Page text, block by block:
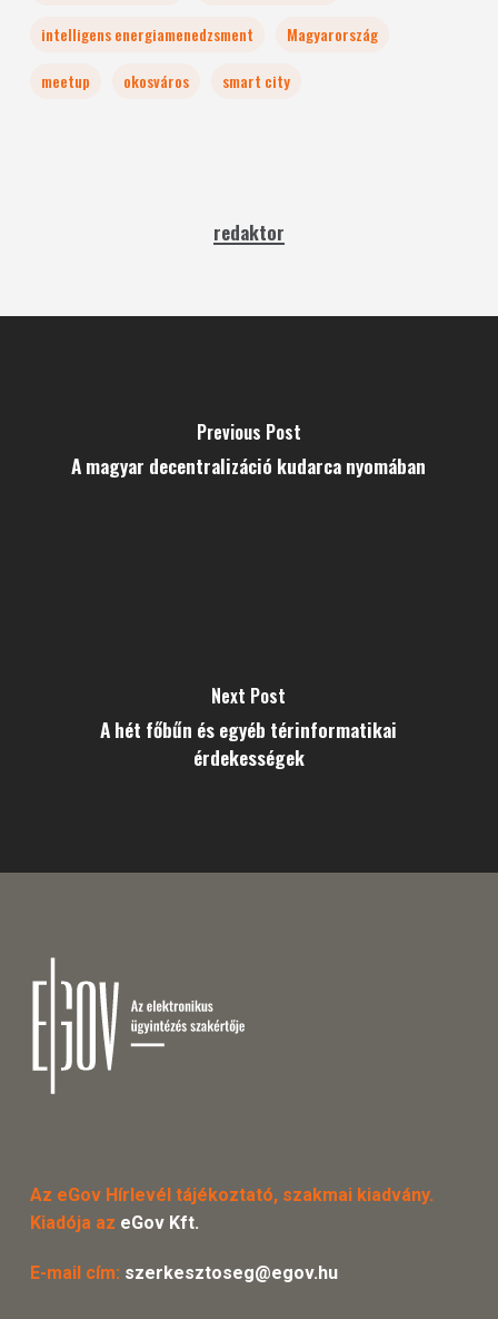
intelligens energiamenedzsment
Magyarország
meetup
okosváros smart city
redaktor
Previous Post
A magyar decentralizáció kudarca nyomában
Next Post
A hét főbűn és egyéb térinformatikai
érdekességek
Az eGov Hírlevél tájékoztató, szakmai kiadvány.
Kiadója az eGov Kft.
E-mail cím: szerkesztoseg@egov.hu